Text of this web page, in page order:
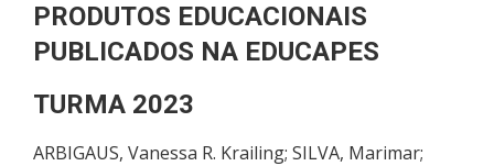
PRODUTOS EDUCACIONAIS
PUBLICADOS NA EDUCAPES
TURMA 2023
ARBIGAUS, Vanessa R. Krailing; SILVA, Marimar;